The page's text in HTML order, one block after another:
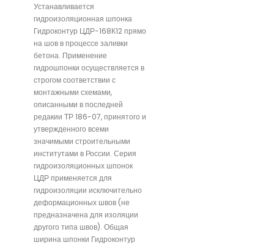
Устанавливается
гидроизоляционная шпонка
Гидроконтур ЦДР-168К12 прямо
на шов в процессе заливки
бетона. Применение
гидрошпонки осуществляется в
строгом соответствии с
монтажными схемами,
описанными в последней
редакии ТР 186-07, принятого и
утвержденного всеми
значимыми строительными
институтами в России. Серия
гидроизоляционных шпонок
ЦДР применяется для
гидроизоляции исключительно
деформационных швов (не
предназначена для изоляции
другого типа швов). Общая
ширина шпонки Гидроконтур